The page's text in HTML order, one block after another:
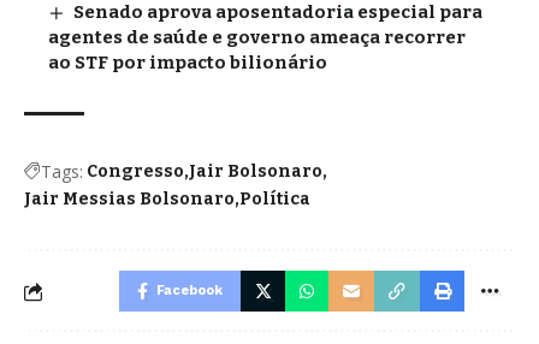
Senado aprova aposentadoria especial para
agentes de saúde e governo ameaça recorrer
ao STF por impacto bilionário
Tags: Congresso Jair Bolsonaro
Jair Messias Bolsonaro Política
Facebook